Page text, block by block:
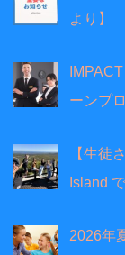
より】
ーンプ
【生徒
Island
2026年